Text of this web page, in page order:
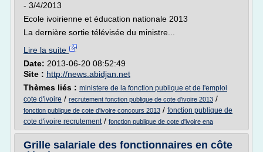
- 3/4/2013
Ecole ivoirienne et éducation nationale 2013
La dernière sortie télévisée du ministre...
Lire la suite
Date: 2013-06-20 08:52:49
Site : http://news.abidjan.net
Thèmes liés : ministere de la fonction publique et de l'emploi
cote d'ivoire / recrutement fonction publique de cote d'ivoire 2013 /
fonction publique de cote d'ivoire concours 2013 / fonction publique de
cote d'ivoire recrutement/ fonction publique de cote d'ivoire ena
Grille salariale des fonctionnaires en côte